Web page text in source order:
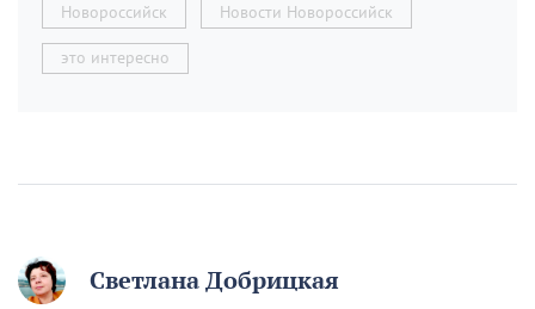
Новороссийск Новости Новороссийск
это интересно
Светлана Добрицкая